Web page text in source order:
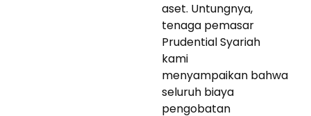
aset. Untungnya,
tenaga pemasar
Prudential Syariah
kami
menyampaikan bahwa
seluruh biaya
pengobatan